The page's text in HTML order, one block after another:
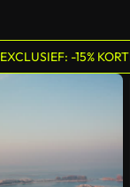
EXCLUSIEF: -15%